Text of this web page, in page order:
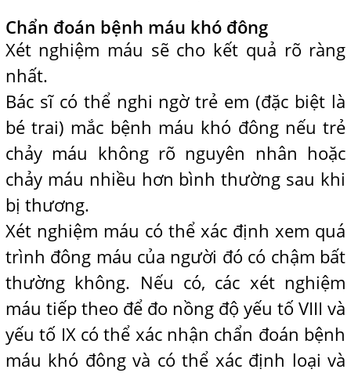
Chẩn đoán bệnh máu khó đông
Xét nghiệm máu sẽ cho kết quả rõ ràng
nhất.
Bác sĩ có thể nghi ngờ trẻ em (đặc biệt là
bé trai) mắc bệnh máu khó đông nếu trẻ
chảy máu không rõ nguyên nhân hoặc
chảy máu nhiều hơn bình thường sau khi
bị thương.
Xét nghiệm máu có thể xác định xem quá
trình đông máu của người đó có chậm bất
thường không. Nếu có, các xét nghiệm
máu tiếp theo để đo nồng độ yếu tố VIII và
yếu tố IX có thể xác nhận chẩn đoán bệnh
máu khó đông và có thể xác định loại và